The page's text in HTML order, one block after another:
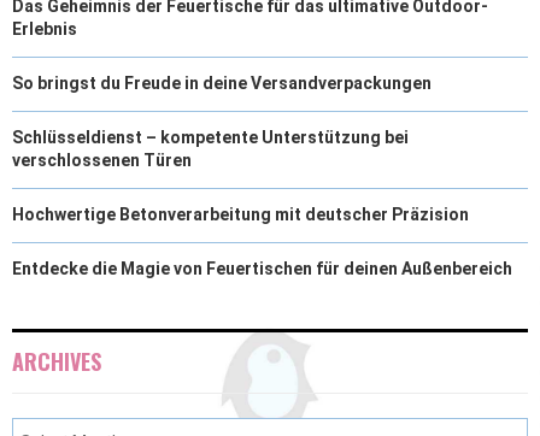
Das Geheimnis der Feuertische für das ultimative Outdoor-
Erlebnis
So bringst du Freude in deine Versandverpackungen
Schlüsseldienst – kompetente Unterstützung bei
verschlossenen Türen
Hochwertige Betonverarbeitung mit deutscher Präzision
Entdecke die Magie von Feuertischen für deinen Außenbereich
ARCHIVES